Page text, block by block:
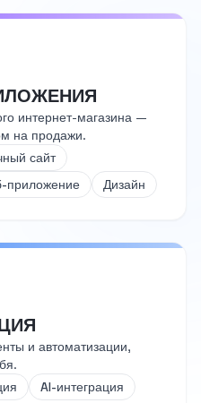
интернет-магазина —
на продажи.
сайт
приложение Дизайн
и автоматизации,
AI-интеграция